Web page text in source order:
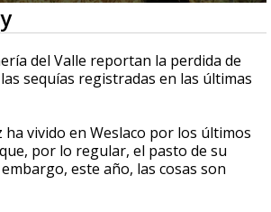
del Valle reportan la perdida de
sequías registradas en las últimas
vivido en Weslaco por los últimos
por lo regular, el pasto de su
este año, las cosas son